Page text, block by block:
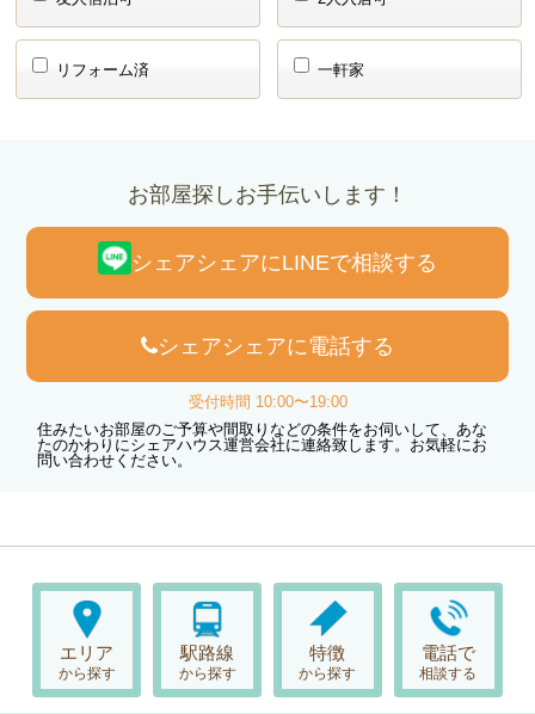
リフォーム済 一軒家
お部屋探しお手伝いします！
シェアシェアにLINEで相談する
シェアシェアに電話する
受付時間 10:00〜19:00
住みたいお部屋のご予算や間取りなどの条件をお伺いして、あな
たのかわりにシェアハウス運営会社に連絡致します。お気軽にお
問い合わせください。
エリア
から探す
駅路線
から探す
特徴
から探す
電話で
相談する